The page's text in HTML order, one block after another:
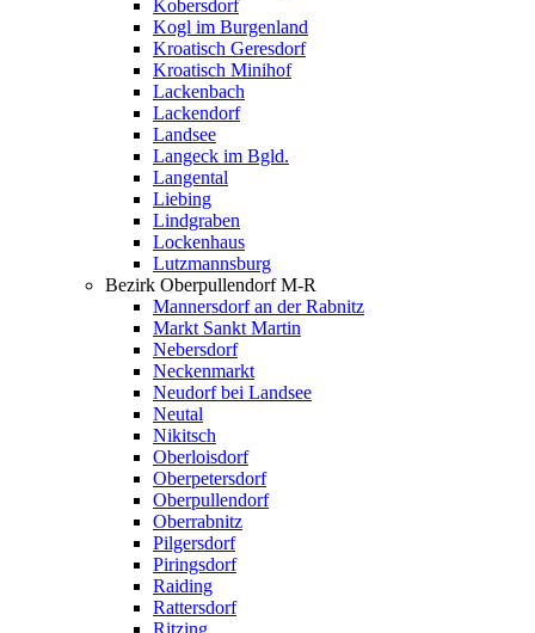
Kobersdorf
Kogl im Burgenland
Kroatisch Geresdorf
Kroatisch Minihof
Lackenbach
Lackendorf
Landsee
Langeck im Bgld.
Langental
Liebing
Lindgraben
Lockenhaus
Lutzmannsburg
Bezirk Oberpullendorf M-R
Mannersdorf an der Rabnitz
Markt Sankt Martin
Nebersdorf
Neckenmarkt
Neudorf bei Landsee
Neutal
Nikitsch
Oberloisdorf
Oberpetersdorf
Oberpullendorf
Oberrabnitz
Pilgersdorf
Piringsdorf
Raiding
Rattersdorf
Ritzing